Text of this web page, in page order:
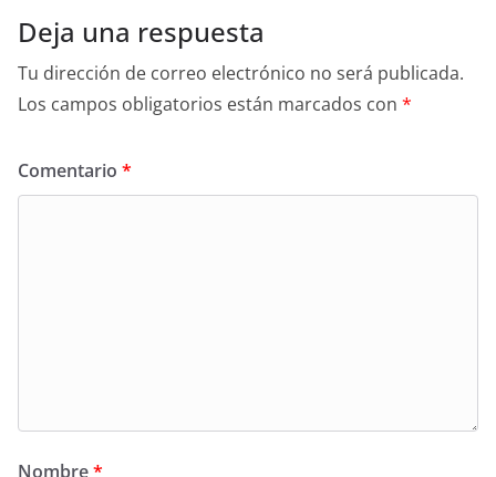
Deja una respuesta
Tu dirección de correo electrónico no será publicada.
Los campos obligatorios están marcados con *
Comentario *
Nombre*